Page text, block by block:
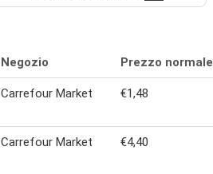
Negozio Prezzo normale
Carrefour Market €1,48
Carrefour Market €4,40